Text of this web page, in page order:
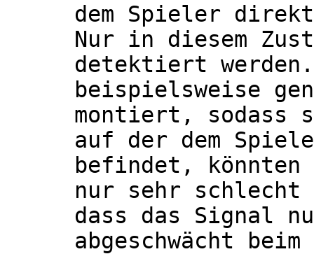
dem Spieler
Nur in diesem
detektiert werden.
beispielsweise
montiert, sodass
auf der dem
befindet, könnten
nur sehr
dass das Signal
abgeschwächt